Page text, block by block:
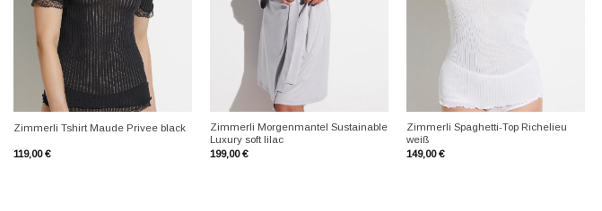
Zimmerli Tshirt Maude Privee black
119,00€
Zimmerli Morgenmantel Sustainable
Luxury soft lilac
199,00€
Zimmerli Spaghetti-Top Richelieu
weiß
149,00€